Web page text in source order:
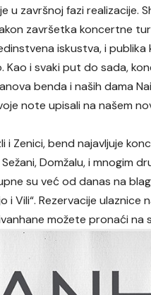
u završnoj fazi realizacije.
završetka koncertne
iskustva, i
Kao i svaki put do sada,
benda i naših dama
note upisali na našem
i Zenici, bend najavljuje
Domžalu, i mnogim
su već od danas na
i Vili“. Rezervacije
možete pronaći